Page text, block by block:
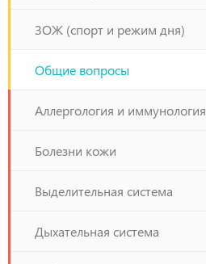
ЗОЖ (спорт и режим дня)
Общие вопросы
Аллергология и иммунология
Болезни кожи
Выделительная система
Дыхательная система